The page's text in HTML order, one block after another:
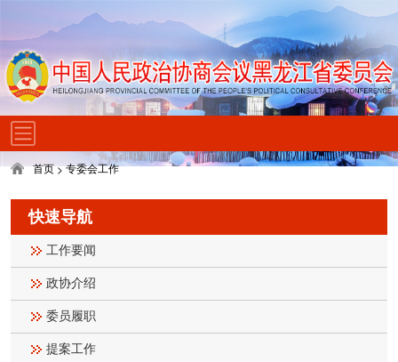
首页>专委会工作
快速导航
工作要闻
政协介绍
委员履职
提案工作